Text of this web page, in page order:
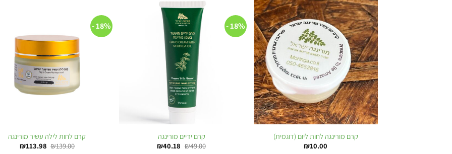
Add to
wishlist
קרם מורינגה לחות ליום (דוגמית)
₪10.00
18% -
קרם ידיים מורינגה
₪49.00
₪40.18
18% -
קרם לחות לילה עשיר מורינגה
₪139.00
₪113.98